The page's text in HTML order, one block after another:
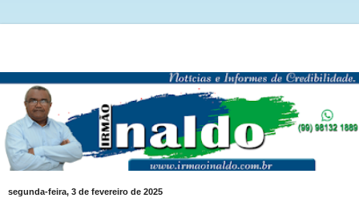
segunda-feira, 3 de fevereiro de 2025